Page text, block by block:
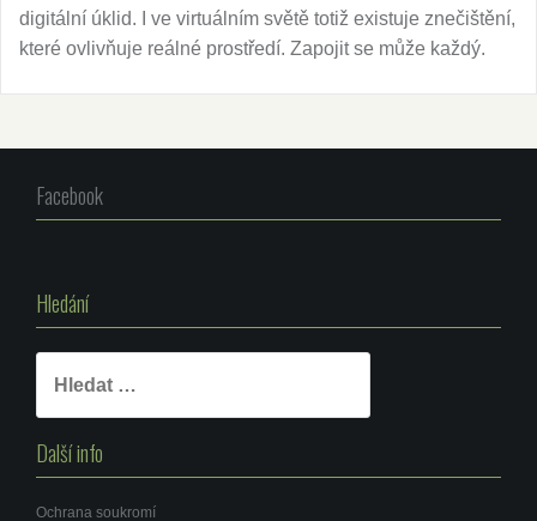
digitální úklid. I ve virtuálním světě totiž existuje znečištění,
které ovlivňuje reálné prostředí. Zapojit se může každý.
Facebook
Hledání
Další info
Ochrana soukromí